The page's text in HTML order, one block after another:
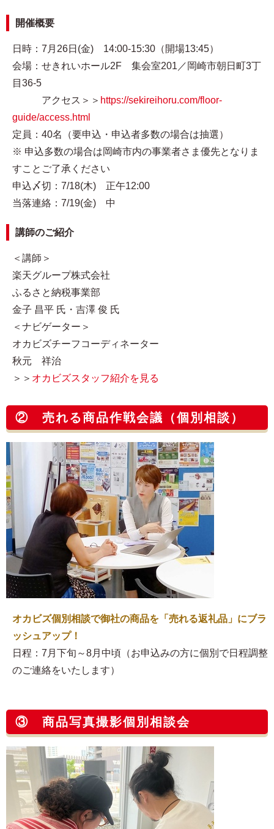
開催概要
日時：7月26日(金) 14:00-15:30（開場13:45）
会場：せきれいホール2F 集会室201／岡崎市朝日町3丁
目36-5
アクセス＞＞ https://sekireihoru.com/floor-
guide/access.html
定員：40名（要申込・申込者多数の場合は抽選）
※ 申込多数の場合は岡崎市内の事業者さま優先となりま
すことご了承ください
申込〆切：7/18(木) 正午12:00
当落連絡：7/19(金) 中
講師のご紹介
＜講師＞
楽天グループ株式会社
ふるさと納税事業部
金子 昌平 氏・吉澤 俊 氏
＜ナビゲーター＞
オカビズチーフコーディネーター
秋元 祥治
＞＞ オカビズスタッフ紹介を見る
② 売れる商品作戦会議（個別相談）
オカビズ個別相談で御社の商品を「売れる返礼品」にブラ
ッシュアップ！
日程：7月下旬～8月中頃（お申込みの方に個別で日程調整
のご連絡をいたします）
③ 商品写真撮影個別相談会